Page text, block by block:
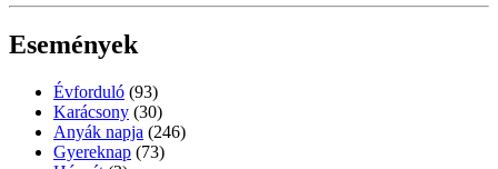
Események
Évforduló (93)
Karácsony (30)
Anyák napja (246)
Gyereknap (73)